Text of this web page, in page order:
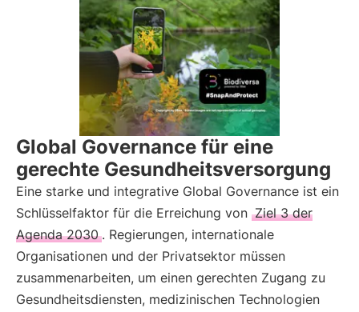
Global Governance für eine
gerechte Gesundheitsversorgung
Eine starke und integrative Global Governance ist ein
Schlüsselfaktor für die Erreichung von Ziel 3 der
Agenda 2030 . Regierungen, internationale
Organisationen und der Privatsektor müssen
zusammenarbeiten, um einen gerechten Zugang zu
Gesundheitsdiensten, medizinischen Technologien